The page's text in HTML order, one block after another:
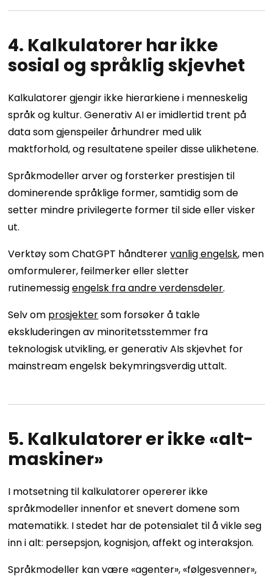
4. Kalkulatorer har ikke
sosial og språklig skjevhet
Kalkulatorer gjengir ikke hierarkiene i menneskelig
språk og kultur. Generativ AI er imidlertid trent på
data som gjenspeiler århundrer med ulik
maktforhold, og resultatene speiler disse ulikhetene.
Språkmodeller arver og forsterker prestisjen til
dominerende språklige former, samtidig som de
setter mindre privilegerte former til side eller visker
ut.
Verktøy som ChatGPT håndterervanlig engelsk, men
omformulerer, feilmerker eller sletter
rutinemessigengelsk fra andre verdensdeler.
Selv om prosjektersom forsøker å takle
ekskluderingen av minoritetsstemmer fra
teknologisk utvikling, er generativ AIs skjevhet for
mainstream engelsk bekymringsverdig uttalt.
5. Kalkulatorer er ikke «alt-
maskiner»
I motsetning til kalkulatorer opererer ikke
språkmodeller innenfor et snevert domene som
matematikk. I stedet har de potensialet til å vikle seg
inn i alt: persepsjon, kognisjon, affekt og interaksjon.
Språkmodeller kan være «agenter», «følgesvenner»,